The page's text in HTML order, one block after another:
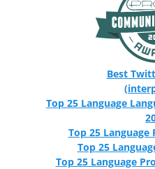
Best
Top 25 Language
Top 25 Language
Top 25
Top 25 Language